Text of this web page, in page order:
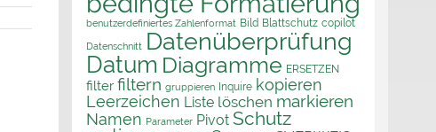
benutzerdefiniertes Zahlenformat Bild Blattschutz copilot
Datenschnitt Datenüberprüfung
Datum Diagramme ERSETZEN
filter filtern gruppieren Inquire kopieren
Leerzeichen Liste löschen markieren
Namen Parameter Pivot Schutz